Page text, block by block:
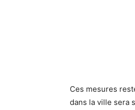
Ces mesures
dans la ville sera